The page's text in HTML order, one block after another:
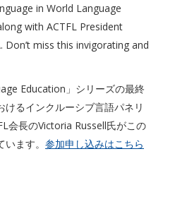
in World Language
with ACTFL President
miss this invigorating and
Education」シリーズの最終
るインクルーシブ言語パネリ
会長のVictoria Russell氏がこの
ます。 参加申し込みはこちら